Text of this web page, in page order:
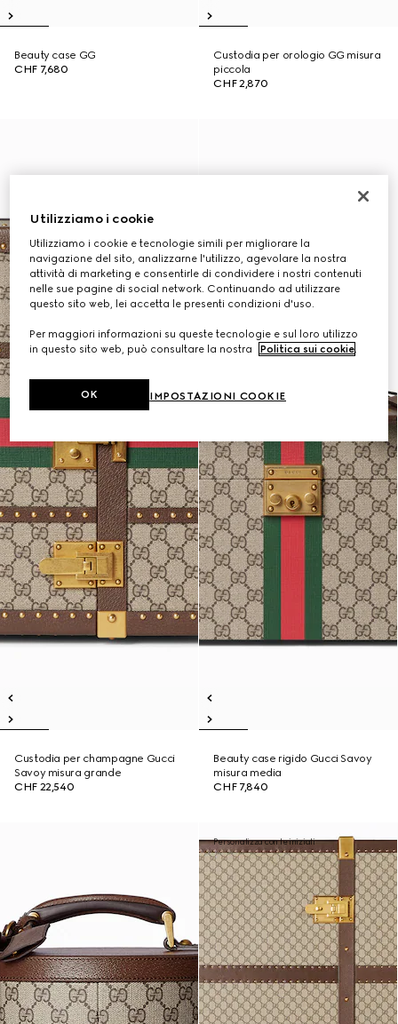
Beauty case GG
CHF 7,680
Custodia per orologio GG misura
piccola
CHF 2,870
Custodia per champagne Gucci
Savoy misura grande
CHF 22,540
Beauty case rigido Gucci Savoy
misura media
CHF 7,840
Personalizza con le iniziali
Utilizziamo i cookie
Utilizziamo i cookie e tecnologie simili per migliorare la
navigazione del sito, analizzarne l'utilizzo, agevolare la nostra
attività di marketing e consentirle di condividere i nostri contenuti
nelle sue pagine di social network. Continuando ad utilizzare
questo sito web, lei accetta le presenti condizioni d'uso.
Per maggiori informazioni su queste tecnologie e sul loro utilizzo
in questo sito web, può consultare la nostra
Politica sui cookie.
IMPOSTAZIONI COOKIE
OK